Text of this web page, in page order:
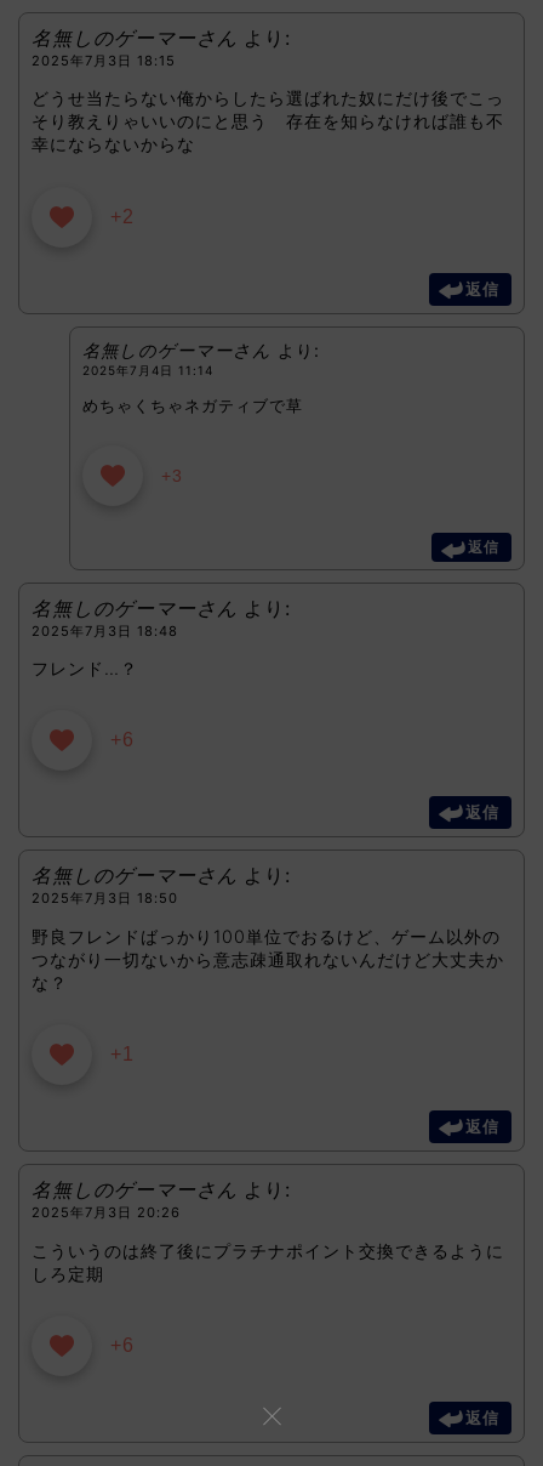
名無しのゲーマーさん より:
2025年7月3日 18:15
どうせ当たらない俺からしたら選ばれた奴にだけ後でこっ
そり教えりゃいいのにと思う 存在を知らなければ誰も不
幸にならないからな
+2
返信
名無しのゲーマーさん より:
2025年7月4日 11:14
めちゃくちゃネガティブで草
+3
返信
名無しのゲーマーさん より:
2025年7月3日 18:48
フレンド…？
+6
返信
名無しのゲーマーさん より:
2025年7月3日 18:50
野良フレンドばっかり100単位でおるけど、ゲーム以外の
つながり一切ないから意志疎通取れないんだけど大丈夫か
な？
+1
返信
名無しのゲーマーさん より:
2025年7月3日 20:26
こういうのは終了後にプラチナポイント交換できるように
しろ定期
+6
返信